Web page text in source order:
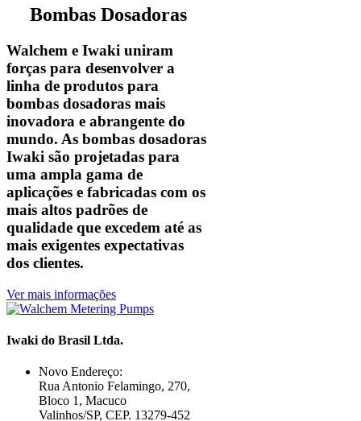
Bombas Dosadoras
Walchem e Iwaki uniram
forças para desenvolver a
linha de produtos para
bombas dosadoras mais
inovadora e abrangente do
mundo. As bombas dosadoras
Iwaki são projetadas para
uma ampla gama de
aplicações e fabricadas com os
mais altos padrões de
qualidade que excedem até as
mais exigentes expectativas
dos clientes.
Ver mais informações
Iwaki do Brasil Ltda.
Novo Endereço:
Rua Antonio Felamingo, 270,
Bloco 1, Macuco
Valinhos/SP, CEP. 13279-452